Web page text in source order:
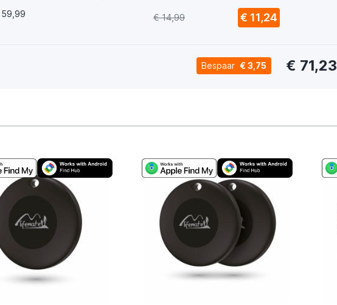
€ 14,99 € 11,24
Bespaar € 3,75 € 71,23